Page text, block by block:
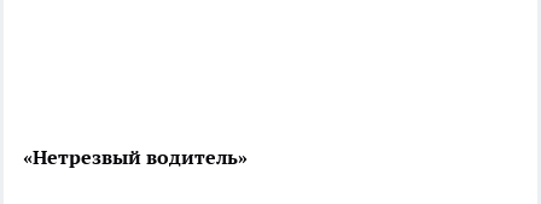
«Нетрезвый водитель»